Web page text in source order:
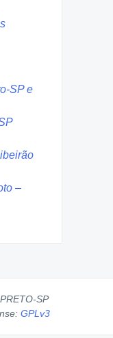
SP e
–
SP
GPLv3